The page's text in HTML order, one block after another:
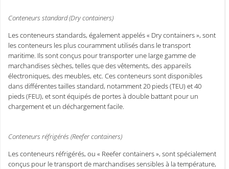
Conteneurs standard (Dry containers)
Les conteneurs standards, également appelés « Dry containers », sont
les conteneurs les plus couramment utilisés dans le transport
maritime. Ils sont conçus pour transporter une large gamme de
marchandises sèches, telles que des vêtements, des appareils
électroniques, des meubles, etc. Ces conteneurs sont disponibles
dans différentes tailles standard, notamment 20 pieds (TEU) et 40
pieds (FEU), et sont équipés de portes à double battant pour un
chargement et un déchargement facile.
Conteneurs réfrigérés (Reefer containers)
Les conteneurs réfrigérés, ou « Reefer containers », sont spécialement
conçus pour le transport de marchandises sensibles à la température,